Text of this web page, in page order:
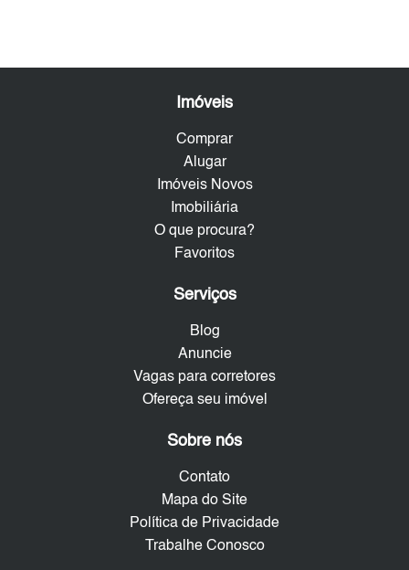
Imóveis
Comprar
Alugar
Imóveis Novos
Imobiliária
O que procura?
Favoritos
Serviços
Blog
Anuncie
Vagas para corretores
Ofereça seu imóvel
Sobre nós
Contato
Mapa do Site
Política de Privacidade
Trabalhe Conosco